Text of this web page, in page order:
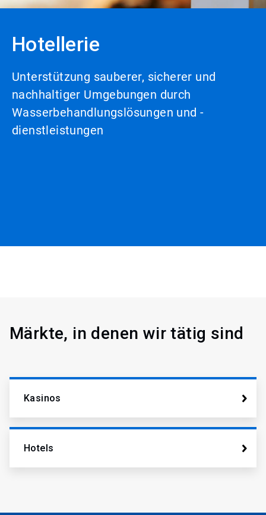
Hotellerie
Unterstützung sauberer, sicherer und
nachhaltiger Umgebungen durch
Wasserbehandlungslösungen und -
dienstleistungen
Märkte, in denen wir tätig sind
Kasinos
Hotels